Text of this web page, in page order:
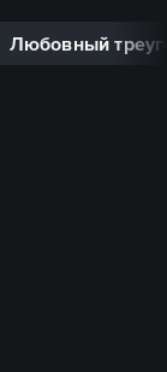
Любовный